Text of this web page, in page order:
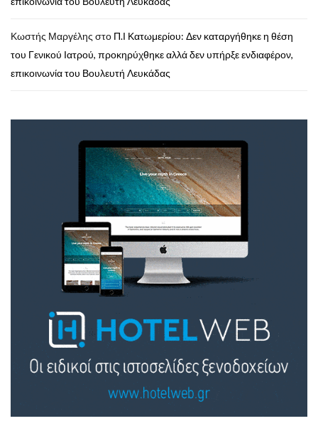
Κωστής Μαργέλης στο Π.Ι Κατωμερίου: Δεν καταργήθηκε η θέση
του Γενικού Ιατρού, προκηρύχθηκε αλλά δεν υπήρξε ενδιαφέρον,
επικοινωνία του Βουλευτή Λευκάδας